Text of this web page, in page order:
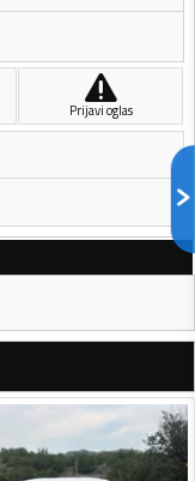
Prijavi oglas